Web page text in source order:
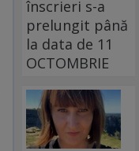
înscrieri s-a
prelungit până
la data de 11
OCTOMBRIE